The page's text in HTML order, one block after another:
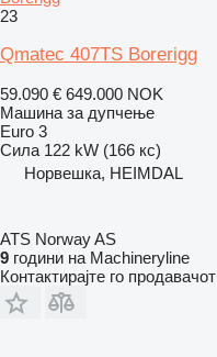
23
Qmatec 407TS Borerigg
59.090 € 649.000 NOK
Машина за дупчење
Euro 3
Сила 122 kW (166 кс)
Норвешка, HEIMDAL
ATS Norway AS
9 години на Machineryline
Контактирајте го продавачот